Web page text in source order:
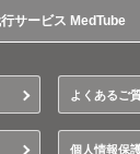
サービス MedTube
よくあるご
個人情報保